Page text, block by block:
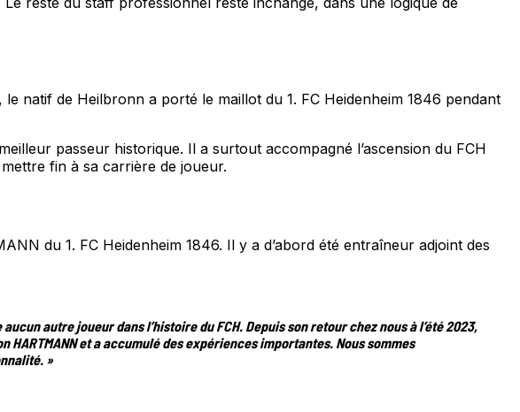
natif de Heilbronn a porté le maillot du 1. FC Heidenheim 1846 pendant
passeur historique. Il a surtout accompagné l’ascension du FCH
fin à sa carrière de joueur.
du 1. FC Heidenheim 1846. Il y a d’abord été entraîneur adjoint des
autre joueur dans l’histoire du FCH. Depuis son retour chez nous à l’été 2023,
et a accumulé des expériences importantes. Nous sommes
»